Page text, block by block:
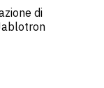
di